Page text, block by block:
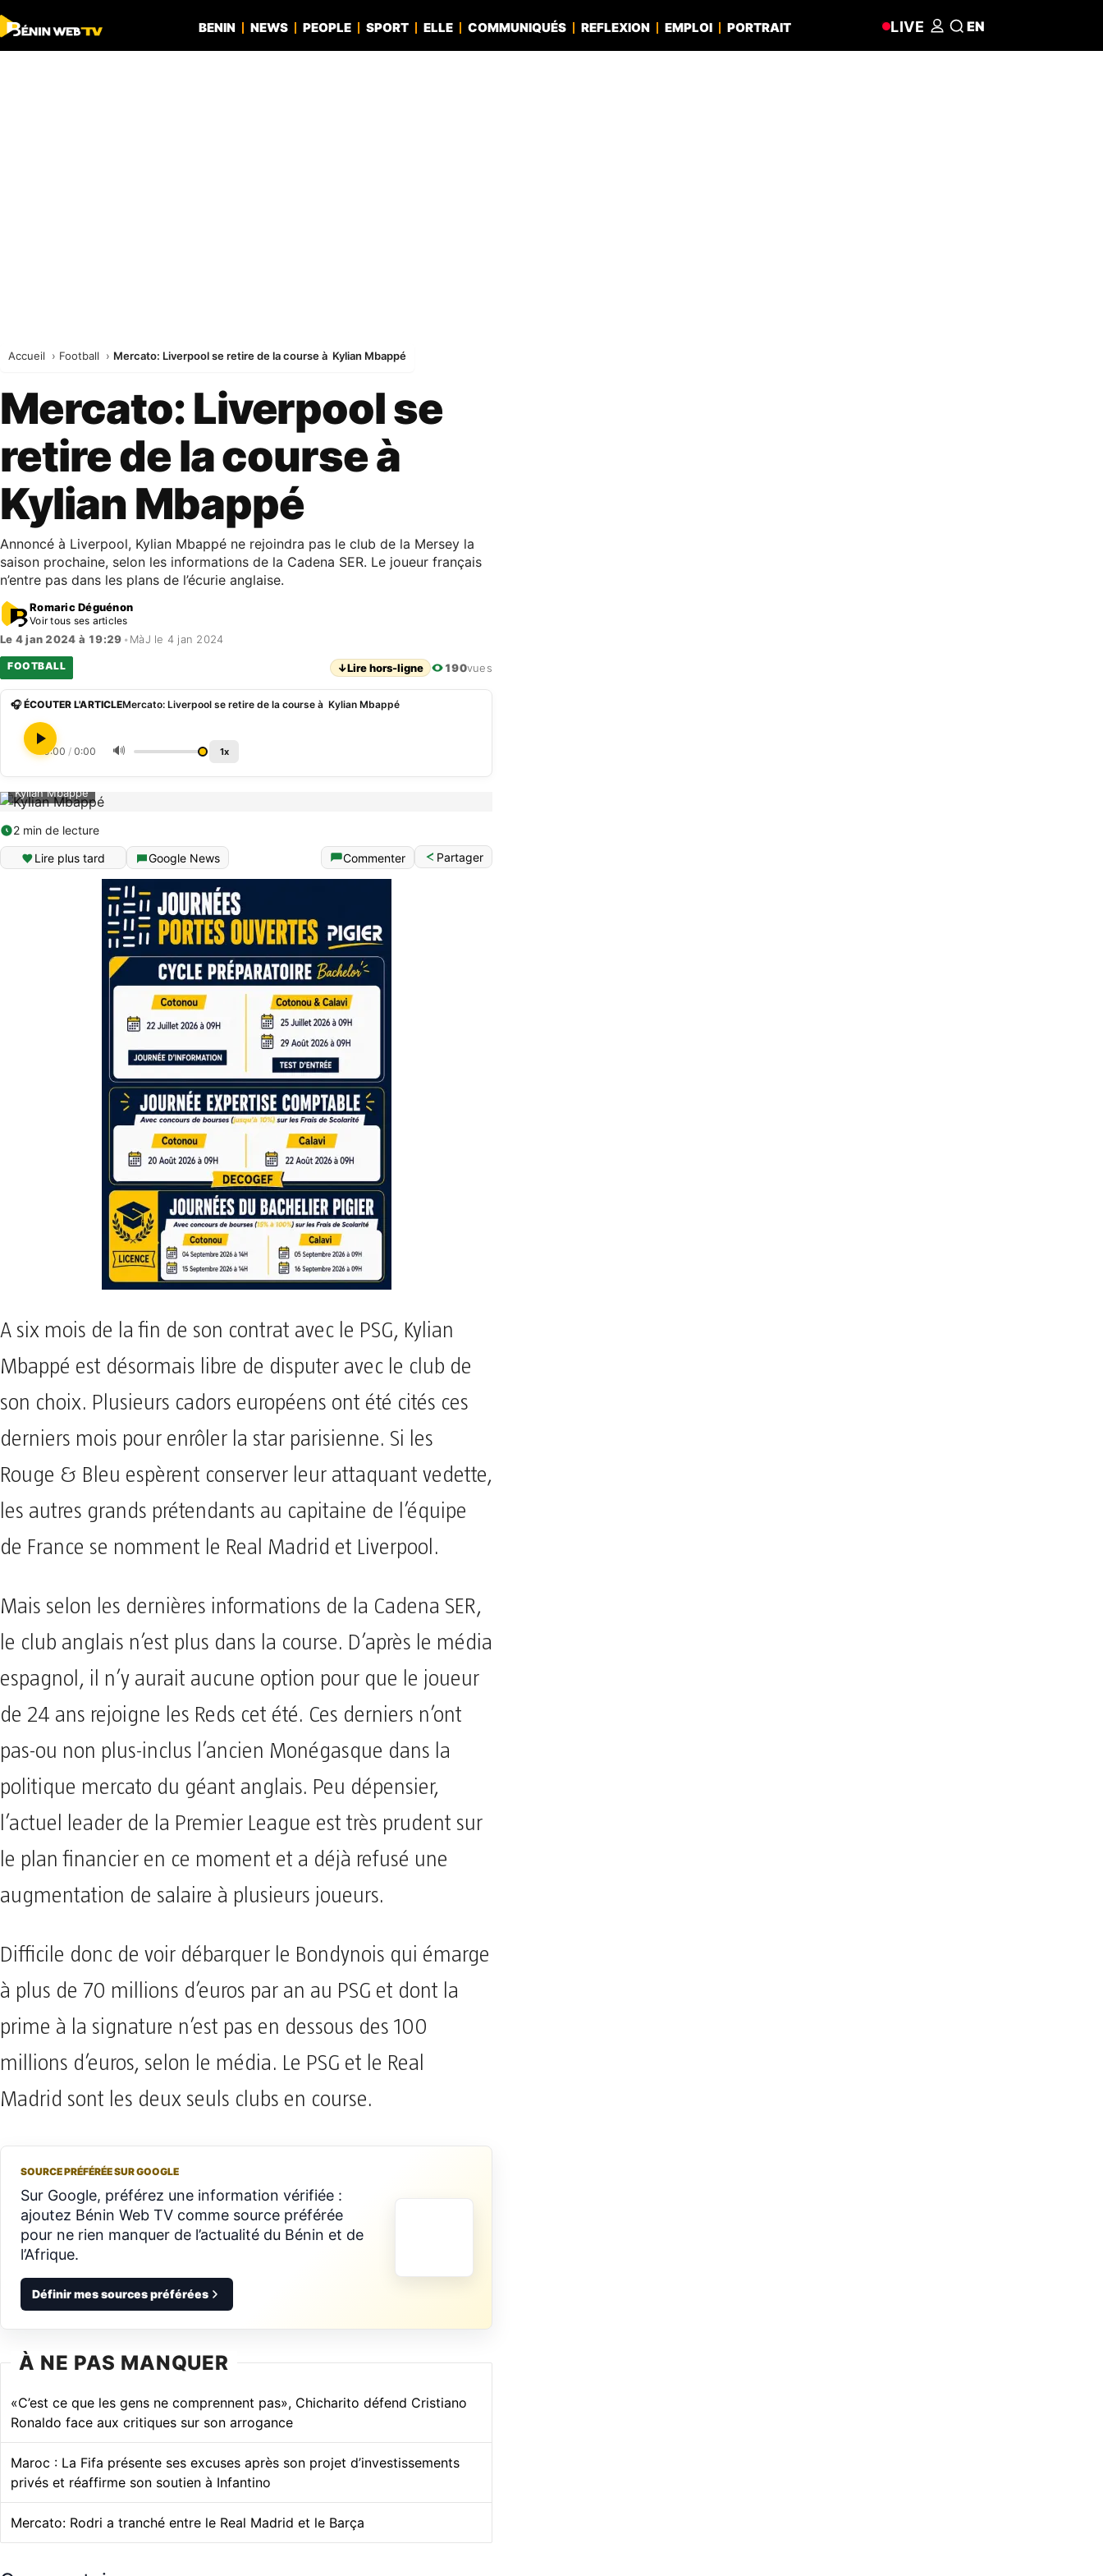
BENIN NEWS PEOPLE SPORT ELLE COMMUNIQUÉS REFLEXION EMPLOI PORTRAIT LIVE EN
Accueil Football Mercato: Liverpool se retire de la course à Kylian Mbappé
Mercato: Liverpool se
retire de la course à
Kylian Mbappé
Annoncé à Liverpool, Kylian Mbappé ne rejoindra pas le club de la Mersey la
saison prochaine, selon les informations de la Cadena SER. Le joueur français
n’entre pas dans les plans de l’écurie anglaise.
Romaric Déguénon
Voir tous ses articles
Le 4 jan 2024 à 19:29 • MàJ le 4 jan 2024
FOOTBALL ↓Lire hors-ligne 190vues
🎧 ÉCOUTER L'ARTICLEMercato: Liverpool se retire de la course à Kylian Mbappé
0:00 / 0:00 🔊 1x
Kylian Mbappé
2 min de lecture
Lire plus tard
Google News Commenter Partager
A six mois de la fin de son contrat avec le PSG, Kylian
Mbappé est désormais libre de disputer avec le club de
son choix. Plusieurs cadors européens ont été cités ces
derniers mois pour enrôler la star parisienne. Si les
Rouge & Bleu espèrent conserver leur attaquant vedette,
les autres grands prétendants au capitaine de l’équipe
de France se nomment le Real Madrid et Liverpool.
Mais selon les dernières informations de la Cadena SER,
le club anglais n’est plus dans la course. D’après le média
espagnol, il n’y aurait aucune option pour que le joueur
de 24 ans rejoigne les Reds cet été. Ces derniers n’ont
pas-ou non plus-inclus l’ancien Monégasque dans la
politique mercato du géant anglais. Peu dépensier,
l’actuel leader de la Premier League est très prudent sur
le plan financier en ce moment et a déjà refusé une
augmentation de salaire à plusieurs joueurs.
Difficile donc de voir débarquer le Bondynois qui émarge
à plus de 70 millions d’euros par an au PSG et dont la
prime à la signature n’est pas en dessous des 100
millions d’euros, selon le média. Le PSG et le Real
Madrid sont les deux seuls clubs en course.
SOURCE PRÉFÉRÉE SUR GOOGLE
Sur Google, préférez une information vérifiée :
ajoutez Bénin Web TV comme source préférée
pour ne rien manquer de l’actualité du Bénin et de
l’Afrique.
Définir mes sources préférées
À NE PAS MANQUER
«C’est ce que les gens ne comprennent pas», Chicharito défend Cristiano
Ronaldo face aux critiques sur son arrogance
Maroc : La Fifa présente ses excuses après son projet d’investissements
privés et réaffirme son soutien à Infantino
Mercato: Rodri a tranché entre le Real Madrid et le Barça